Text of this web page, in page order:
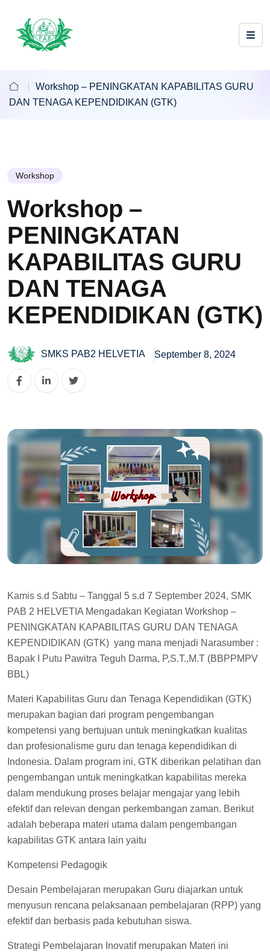
Workshop – PENINGKATAN KAPABILITAS GURU
DAN TENAGA KEPENDIDIKAN (GTK)
Workshop
Workshop –
PENINGKATAN
KAPABILITAS GURU
DAN TENAGA
KEPENDIDIKAN (GTK)
SMKS PAB2 HELVETIA September 8, 2024
Kamis s.d Sabtu – Tanggal 5 s.d 7 September 2024, SMK
PAB 2 HELVETIA Mengadakan Kegiatan Workshop –
PENINGKATAN KAPABILITAS GURU DAN TENAGA
KEPENDIDIKAN (GTK) yang mana menjadi Narasumber :
Bapak I Putu Pawitra Teguh Darma, P,S.T.,M.T (BBPPMPV
BBL)
Materi Kapabilitas Guru dan Tenaga Kependidikan (GTK)
merupakan bagian dari program pengembangan
kompetensi yang bertujuan untuk meningkatkan kualitas
dan profesionalisme guru dan tenaga kependidikan di
Indonesia. Dalam program ini, GTK diberikan pelatihan dan
pengembangan untuk meningkatkan kapabilitas mereka
dalam mendukung proses belajar mengajar yang lebih
efektif dan relevan dengan perkembangan zaman. Berikut
adalah beberapa materi utama dalam pengembangan
kapabilitas GTK antara lain yaitu
Kompetensi Pedagogik
Desain Pembelajaran merupakan Guru diajarkan untuk
menyusun rencana pelaksanaan pembelajaran (RPP) yang
efektif dan berbasis pada kebutuhan siswa.
Strategi Pembelajaran Inovatif merupakan Materi ini